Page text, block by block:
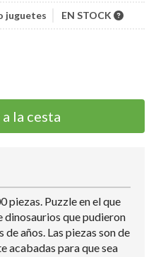
juguetes EN STOCK
la cesta
piezas. Puzzle en el que
dinosaurios que pudieron
años. Las piezas son de
acabadas para que sea